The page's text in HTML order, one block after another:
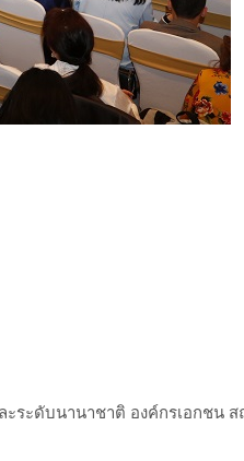
ระดับนานาชาติ องค์กรเอกชน